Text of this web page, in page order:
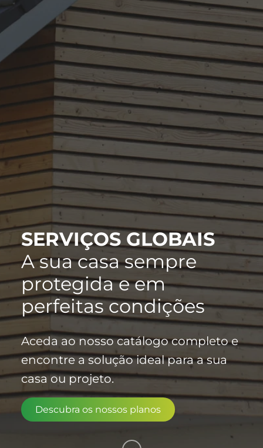
SERVIÇOS GLOBAIS
A sua casa sempre
protegida e em
perfeitas condições
Aceda ao nosso catálogo completo e
encontre a solução ideal para a sua
casa ou projeto.
Descubra os nossos planos